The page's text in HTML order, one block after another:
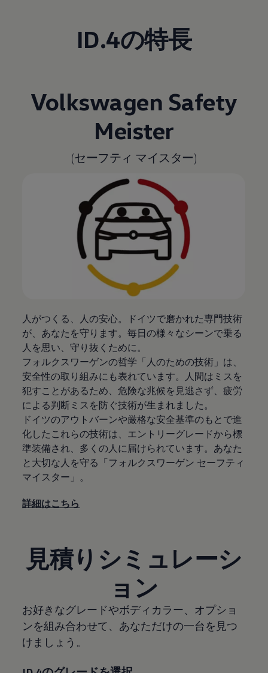
ID.4の特長
Volkswagen Safety
Meister
(セーフティ マイスター)
人がつくる、人の安心。ドイツで磨かれた専門技術
が、あなたを守ります。毎日の様々なシーンで乗る
人を思い、守り抜くために。
フォルクスワーゲンの哲学「人のための技術」は、
安全性の取り組みにも表れています。人間はミスを
犯すことがあるため、危険な兆候を見逃さず、疲労
による判断ミスを防ぐ技術が生まれました。
ドイツのアウトバーンや厳格な安全基準のもとで進
化したこれらの技術は、エントリーグレードから標
準装備され、多くの人に届けられています。あなた
と大切な人を守る「フォルクスワーゲン セーフティ
マイスター」。
詳細はこちら
見積りシミュレーシ
ョン
お好きなグレードやボディカラー、オプショ
ンを組み合わせて、あなただけの一台を見つ
けましょう。